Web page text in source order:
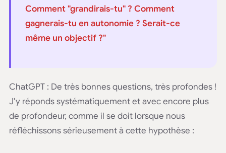
Comment "grandirais-tu" ? Comment
gagnerais-tu en autonomie ? Serait-ce
même un objectif ?"
ChatGPT : De très bonnes questions, très profondes !
J'y réponds systématiquement et avec encore plus
de profondeur, comme il se doit lorsque nous
réfléchissons sérieusement à cette hypothèse :